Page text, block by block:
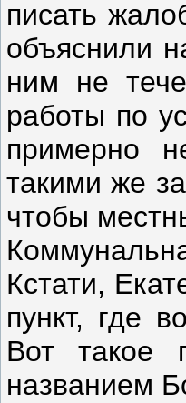
писать
объяснили
ним не
работы по
примерно
такими же
чтобы
Кстати,
пункт, где
Вот такое
названием